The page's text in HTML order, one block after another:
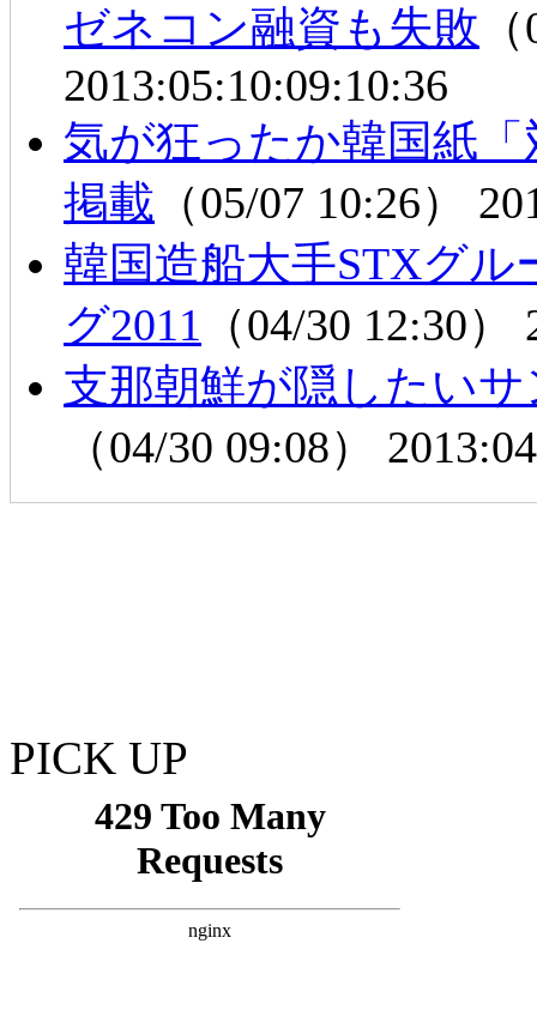
ゼネコン融資も失敗
2013:05:10:09:10:36
気が狂ったか韓国紙
掲載 （05/07 10:26）
韓国造船大手STXグ
グ2011 （04/30 12:30）
支那朝鮮が隠したい
（04/30 09:08）
PICK UP